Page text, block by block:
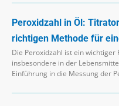
Peroxidzahl in Öl:
richtigen Methode für
Die Peroxidzahl ist ein
insbesondere in der
Einführung in die Messung der